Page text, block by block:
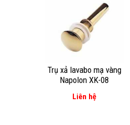
Trụ xả lavabo mạ vàng
Napolon XK-08
Liên hệ